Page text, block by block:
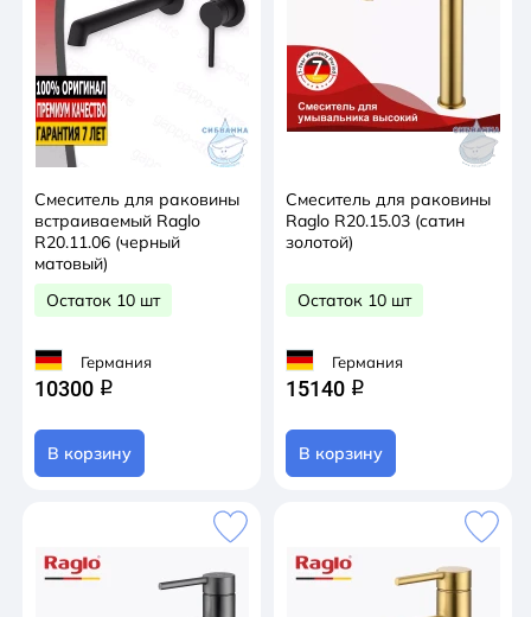
Смеситель для раковины
встраиваемый Raglo
R20.11.06 (черный
матовый)
Остаток 10 шт
Германия
10300 q
В корзину
Смеситель для раковины
Raglo R20.15.03 (сатин
золотой)
Остаток 10 шт
Германия
15140 q
В корзину